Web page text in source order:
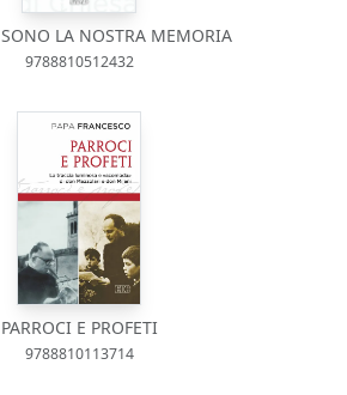
LA NOSTRA MEMORIA
9788810512432
PARROCI E PROFETI
9788810113714